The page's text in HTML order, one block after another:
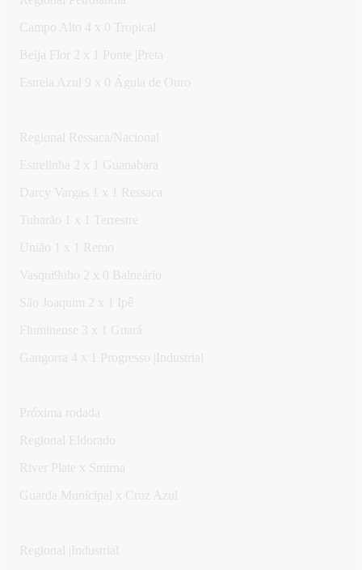
Campo Alto 4 x 0 Tropical
Beija Flor 2 x 1 Ponte |Preta
Estrela Azul 9 x 0 Águia de Ouro
Regional Ressaca/Nacional
Estrelinha 2 x 1 Guanabara
Darcy Vargas 1 x 1 Ressaca
Tubarão 1 x 1 Terrestre
União 1 x 1 Remo
Vasqui9nho 2 x 0 Balneário
São Joaquim 2 x 1 Ipê
Fluminense 3 x 1 Guará
Gangorra 4 x 1 Progresso |Industrial
Próxima rodada
Regional Eldorado
River Plate x Smirna
Guarda Municipal x Cruz Azul
Regional |Industrial